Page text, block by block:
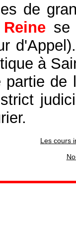
de
se
à
de
Les cours